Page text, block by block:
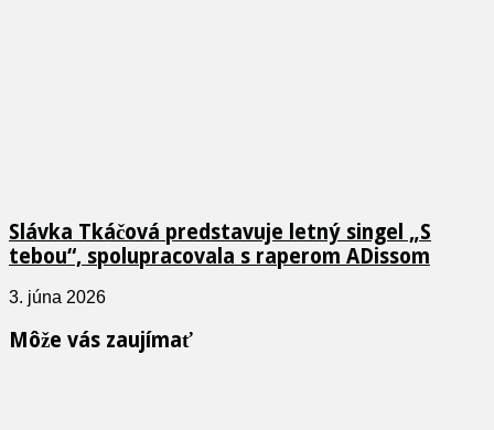
Slávka Tkáčová predstavuje letný singel „S
tebou“, spolupracovala s raperom ADissom
3. júna 2026
Môže vás zaujímať